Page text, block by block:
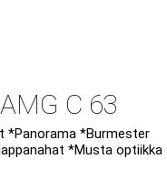
C 63
*Panorama *Burmester
*Musta optiikka